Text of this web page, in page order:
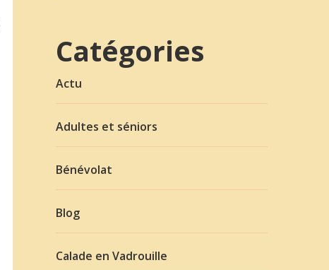
Catégories
Actu
Adultes et séniors
Bénévolat
Blog
Calade en Vadrouille